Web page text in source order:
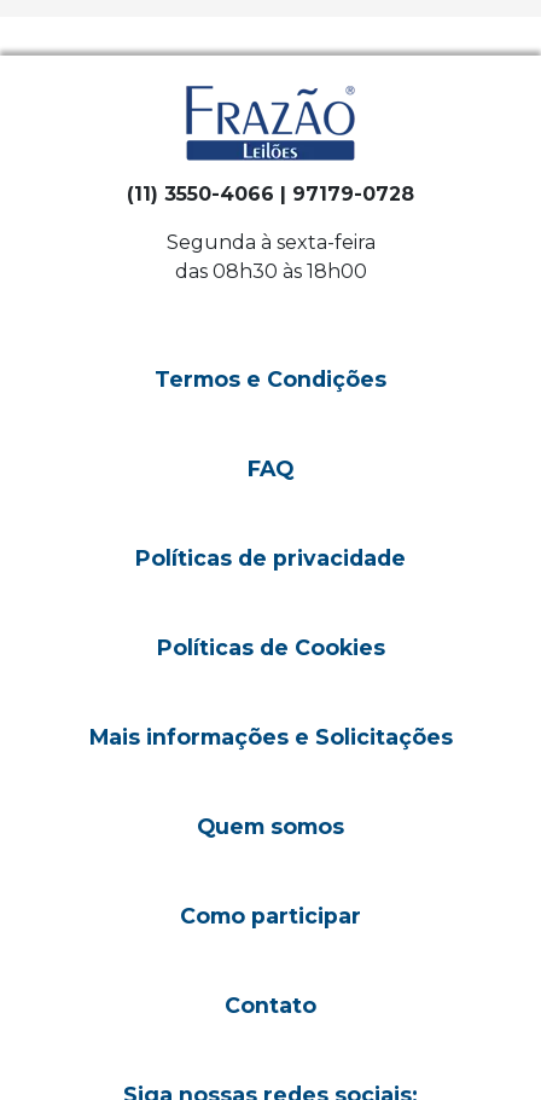
(11) 3550-4066 | 97179-0728
Segunda à sexta-feira
das 08h30 às 18h00
Termos e Condições
FAQ
Políticas de privacidade
Políticas de Cookies
Mais informações e Solicitações
Quem somos
Como participar
Contato
Siga nossas redes sociais: